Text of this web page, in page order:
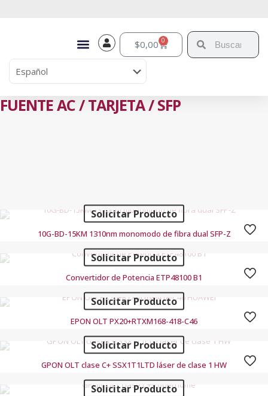
$0,00 0
FUENTE AC / TARJETA / SFP
Solicitar Producto
10G-BD-15KM 1310nm monomodo de fibra dual SFP-Z
Solicitar Producto
Convertidor de Potencia ETP48100 B1
Solicitar Producto
EPON OLT PX20+RTXM168-418-C46
Solicitar Producto
GPON OLT clase C+ SSX1T1LTD láser de clase 1 HW
Solicitar Producto